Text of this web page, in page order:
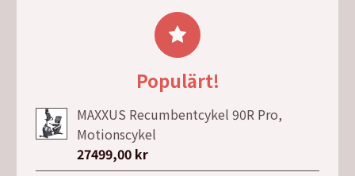
5990,00 kr.
är:
3490,00 kr.
Populärt!
MAXXUS Recumbentcykel 90R Pro,
Motionscykel
27499,00 kr